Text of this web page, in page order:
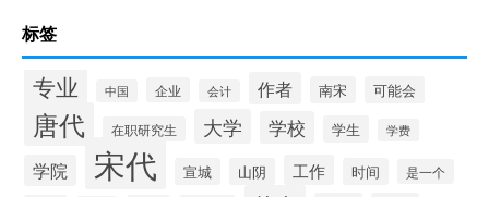
标签
专业 中国 企业 会计 作者 南宋 可能会
唐代 在职研究生 大学 学校 学生 学费
学院 宋代 宣城 山阴 工作 时间
是一个